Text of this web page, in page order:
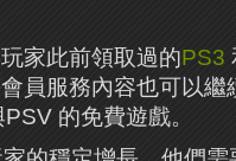
家此前領取過的PS3
員服務內容也可以
PSV 的免費遊戲。